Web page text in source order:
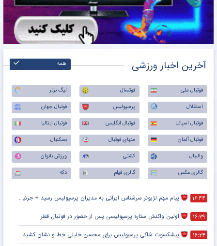
آخرین اخبار ورزشی همه
فوتبال ملی فوتسال
لیگ برتر
استقلال
پرسپولیس
فوتبال جهان
فوتبال اسپانیا
فوتبال انگلیس
فوتبال ایتالیا
فوتبال آلمان
منهای فوتبال
بسکتبال
والیبال
کشتی
ورزش بانوان
گالری عکس
گالری فیلم دکه
۱۶:۴۴ پیام مهم لژیونر سرشناس ایرانی به مدیران پرسپولیس رسید + جزئیات
۱۶:۳۹ اولین واکنش ستاره پرسپولیسی پس از حضور در فوتبال قطر
۱۶:۲۴ پیشکسوت شاکی پرسپولیس برای محسن خلیلی خط و نشان کشید + جزئیات